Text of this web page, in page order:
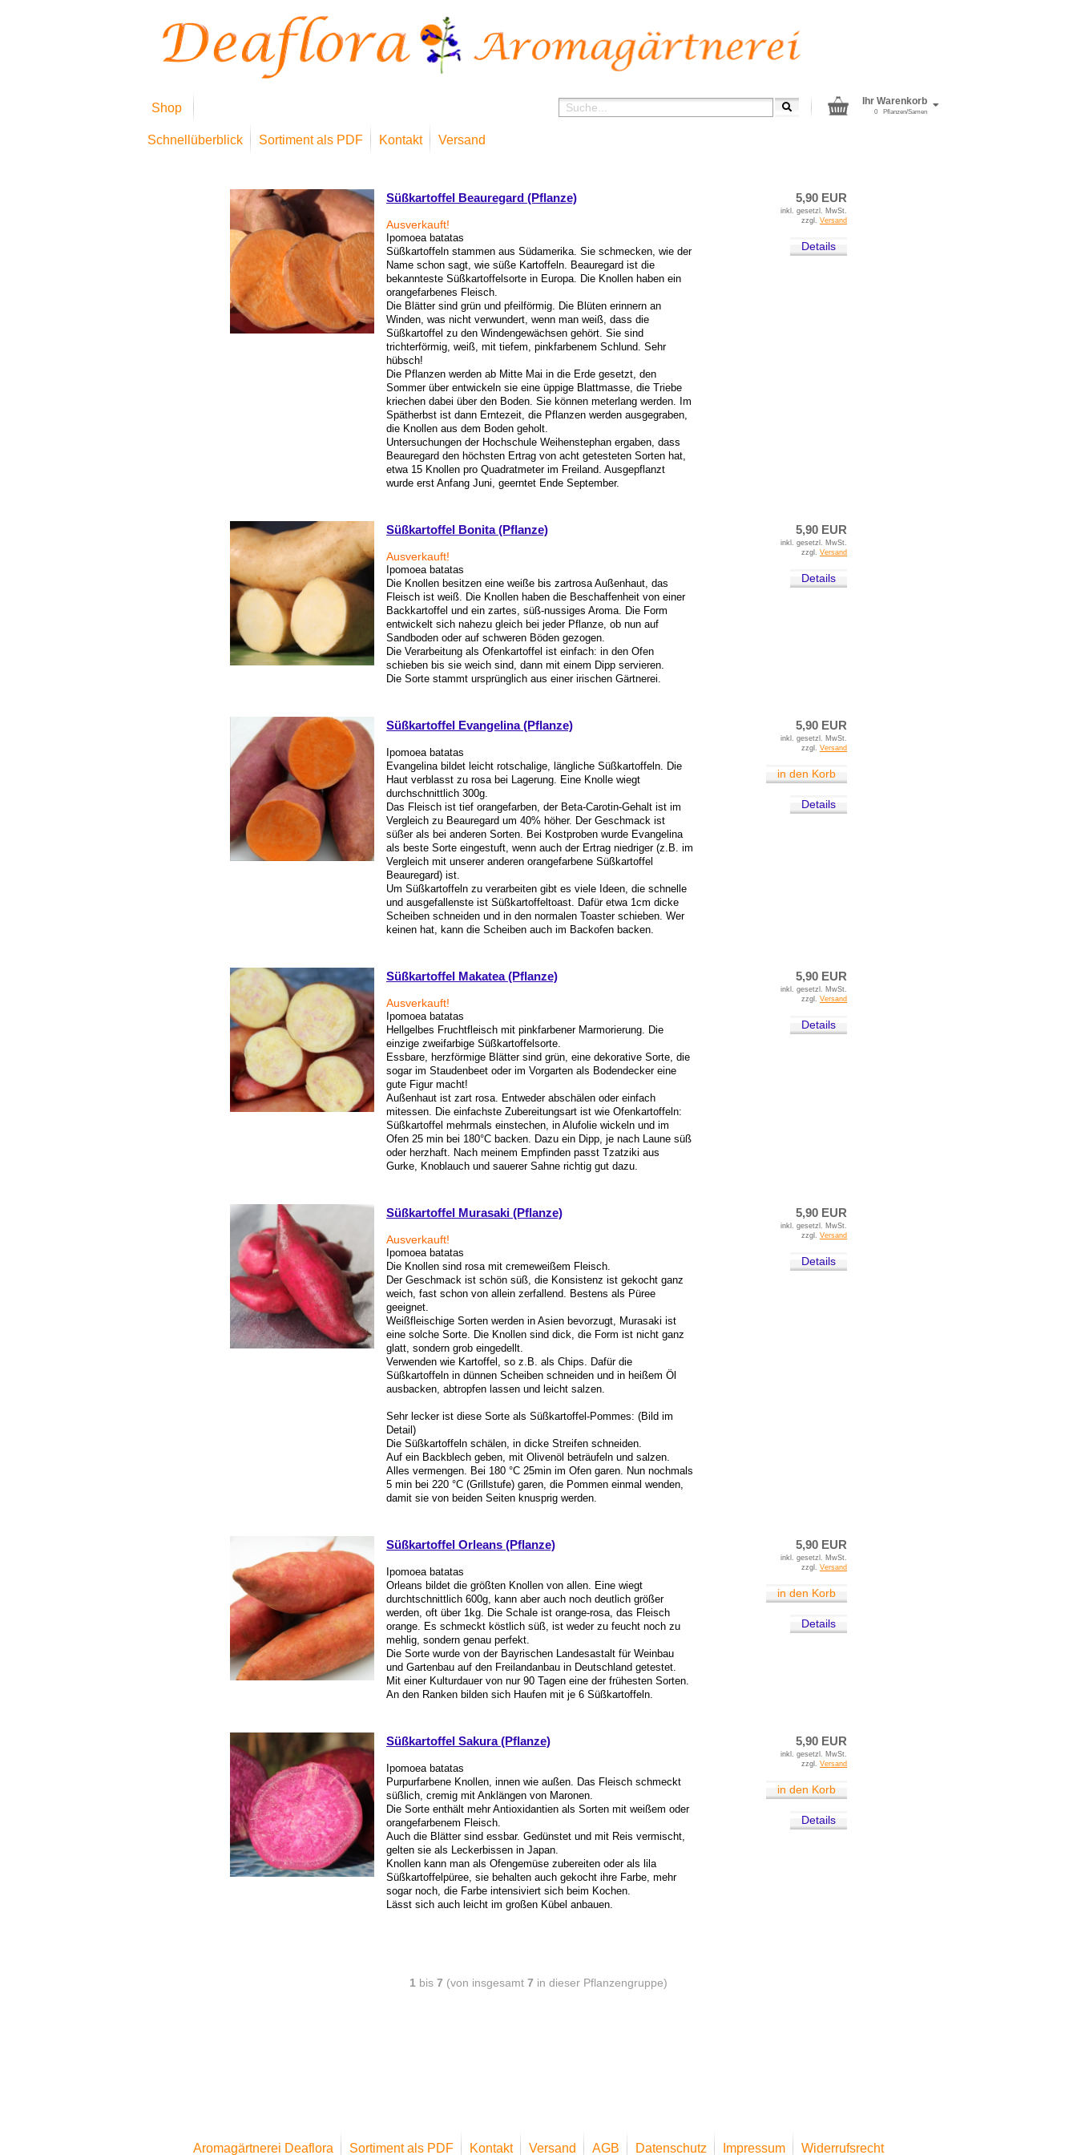
Shop
Schnellüberblick Sortiment als PDF Kontakt Versand
Ihr Warenkorb
Pflanzen/Samen
0
Süßkartoffel Beauregard (Pflanze)
Ausverkauft!
Ipomoea batatas
Süßkartoffeln stammen aus Südamerika. Sie schmecken, wie der
Name schon sagt, wie süße Kartoffeln. Beauregard ist die
bekannteste Süßkartoffelsorte in Europa. Die Knollen haben ein
orangefarbenes Fleisch.
Die Blätter sind grün und pfeilförmig. Die Blüten erinnern an
Winden, was nicht verwundert, wenn man weiß, dass die
Süßkartoffel zu den Windengewächsen gehört. Sie sind
trichterförmig, weiß, mit tiefem, pinkfarbenem Schlund. Sehr
hübsch!
Die Pflanzen werden ab Mitte Mai in die Erde gesetzt, den
Sommer über entwickeln sie eine üppige Blattmasse, die Triebe
kriechen dabei über den Boden. Sie können meterlang werden. Im
Spätherbst ist dann Erntezeit, die Pflanzen werden ausgegraben,
die Knollen aus dem Boden geholt.
Untersuchungen der Hochschule Weihenstephan ergaben, dass
Beauregard den höchsten Ertrag von acht getesteten Sorten hat,
etwa 15 Knollen pro Quadratmeter im Freiland. Ausgepflanzt
wurde erst Anfang Juni, geerntet Ende September.
5,90 EUR
inkl. gesetzl. MwSt.
zzgl. Versand
Details
Süßkartoffel Bonita (Pflanze)
Ausverkauft!
Ipomoea batatas
Die Knollen besitzen eine weiße bis zartrosa Außenhaut, das
Fleisch ist weiß. Die Knollen haben die Beschaffenheit von einer
Backkartoffel und ein zartes, süß-nussiges Aroma. Die Form
entwickelt sich nahezu gleich bei jeder Pflanze, ob nun auf
Sandboden oder auf schweren Böden gezogen.
Die Verarbeitung als Ofenkartoffel ist einfach: in den Ofen
schieben bis sie weich sind, dann mit einem Dipp servieren.
Die Sorte stammt ursprünglich aus einer irischen Gärtnerei.
5,90 EUR
inkl. gesetzl. MwSt.
zzgl. Versand
Details
Süßkartoffel Evangelina (Pflanze)
Ipomoea batatas
Evangelina bildet leicht rotschalige, längliche Süßkartoffeln. Die
Haut verblasst zu rosa bei Lagerung. Eine Knolle wiegt
durchschnittlich 300g.
Das Fleisch ist tief orangefarben, der Beta-Carotin-Gehalt ist im
Vergleich zu Beauregard um 40% höher. Der Geschmack ist
süßer als bei anderen Sorten. Bei Kostproben wurde Evangelina
als beste Sorte eingestuft, wenn auch der Ertrag niedriger (z.B. im
Vergleich mit unserer anderen orangefarbene Süßkartoffel
Beauregard) ist.
Um Süßkartoffeln zu verarbeiten gibt es viele Ideen, die schnelle
und ausgefallenste ist Süßkartoffeltoast. Dafür etwa 1cm dicke
Scheiben schneiden und in den normalen Toaster schieben. Wer
keinen hat, kann die Scheiben auch im Backofen backen.
5,90 EUR
inkl. gesetzl. MwSt.
zzgl. Versand
in den Korb
Details
Süßkartoffel Makatea (Pflanze)
Ausverkauft!
Ipomoea batatas
Hellgelbes Fruchtfleisch mit pinkfarbener Marmorierung. Die
einzige zweifarbige Süßkartoffelsorte.
Essbare, herzförmige Blätter sind grün, eine dekorative Sorte, die
sogar im Staudenbeet oder im Vorgarten als Bodendecker eine
gute Figur macht!
Außenhaut ist zart rosa. Entweder abschälen oder einfach
mitessen. Die einfachste Zubereitungsart ist wie Ofenkartoffeln:
Süßkartoffel mehrmals einstechen, in Alufolie wickeln und im
Ofen 25 min bei 180°C backen. Dazu ein Dipp, je nach Laune süß
oder herzhaft. Nach meinem Empfinden passt Tzatziki aus
Gurke, Knoblauch und sauerer Sahne richtig gut dazu.
5,90 EUR
inkl. gesetzl. MwSt.
zzgl. Versand
Details
Süßkartoffel Murasaki (Pflanze)
Ausverkauft!
Ipomoea batatas
Die Knollen sind rosa mit cremeweißem Fleisch.
Der Geschmack ist schön süß, die Konsistenz ist gekocht ganz
weich, fast schon von allein zerfallend. Bestens als Püree
geeignet.
Weißfleischige Sorten werden in Asien bevorzugt, Murasaki ist
eine solche Sorte. Die Knollen sind dick, die Form ist nicht ganz
glatt, sondern grob eingedellt.
Verwenden wie Kartoffel, so z.B. als Chips. Dafür die
Süßkartoffeln in dünnen Scheiben schneiden und in heißem Öl
ausbacken, abtropfen lassen und leicht salzen.
Sehr lecker ist diese Sorte als Süßkartoffel-Pommes: (Bild im
Detail)
Die Süßkartoffeln schälen, in dicke Streifen schneiden.
Auf ein Backblech geben, mit Olivenöl beträufeln und salzen.
Alles vermengen. Bei 180 °C 25min im Ofen garen. Nun nochmals
5 min bei 220 °C (Grillstufe) garen, die Pommen einmal wenden,
damit sie von beiden Seiten knusprig werden.
5,90 EUR
inkl. gesetzl. MwSt.
zzgl. Versand
Details
Süßkartoffel Orleans (Pflanze)
Ipomoea batatas
Orleans bildet die größten Knollen von allen. Eine wiegt
durchtschnittlich 600g, kann aber auch noch deutlich größer
werden, oft über 1kg. Die Schale ist orange-rosa, das Fleisch
orange. Es schmeckt köstlich süß, ist weder zu feucht noch zu
mehlig, sondern genau perfekt.
Die Sorte wurde von der Bayrischen Landesastalt für Weinbau
und Gartenbau auf den Freilandanbau in Deutschland getestet.
Mit einer Kulturdauer von nur 90 Tagen eine der frühesten Sorten.
An den Ranken bilden sich Haufen mit je 6 Süßkartoffeln.
5,90 EUR
inkl. gesetzl. MwSt.
zzgl. Versand
in den Korb
Details
Süßkartoffel Sakura (Pflanze)
Ipomoea batatas
Purpurfarbene Knollen, innen wie außen. Das Fleisch schmeckt
süßlich, cremig mit Anklängen von Maronen.
Die Sorte enthält mehr Antioxidantien als Sorten mit weißem oder
orangefarbenem Fleisch.
Auch die Blätter sind essbar. Gedünstet und mit Reis vermischt,
gelten sie als Leckerbissen in Japan.
Knollen kann man als Ofengemüse zubereiten oder als lila
Süßkartoffelpüree, sie behalten auch gekocht ihre Farbe, mehr
sogar noch, die Farbe intensiviert sich beim Kochen.
Lässt sich auch leicht im großen Kübel anbauen.
5,90 EUR
inkl. gesetzl. MwSt.
zzgl. Versand
in den Korb
Details
1 bis 7 (von insgesamt 7 in dieser Pflanzengruppe)
Aromagärtnerei Deaflora Sortiment als PDF Kontakt Versand AGB Datenschutz Impressum Widerrufsrecht